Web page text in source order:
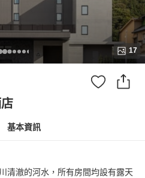
17
基本資訊
清澈的河水，所有房間均設有露天